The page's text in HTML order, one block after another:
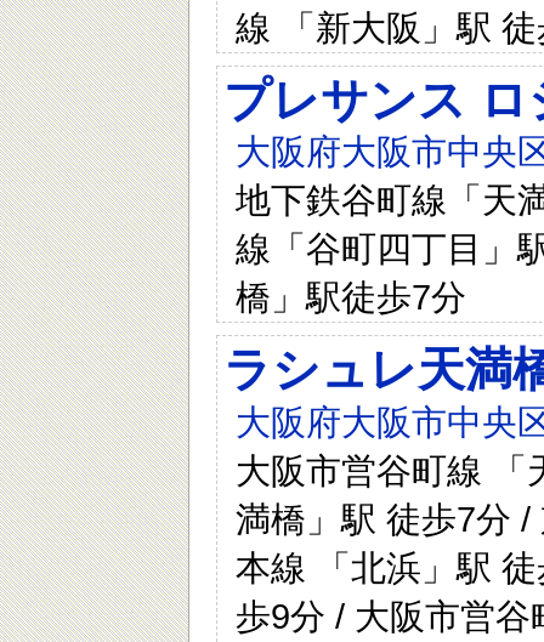
線 「新大阪」駅
プレサンス ロ
大阪府大阪市中央
地下鉄谷町線「天
線「谷町四丁目」
橋」駅徒歩7分
ラシュレ天満
大阪府大阪市中央
大阪市営谷町線 「
満橋」駅 徒歩7分
本線 「北浜」駅
歩9分 / 大阪市営